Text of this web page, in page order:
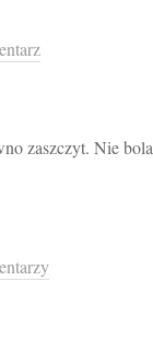
zaszczyt. Nie